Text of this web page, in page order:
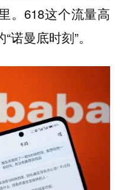
。618这个流量高
诺曼底时刻”。